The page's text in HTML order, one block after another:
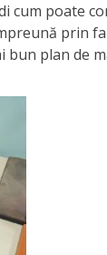
cum poate
prin
plan de